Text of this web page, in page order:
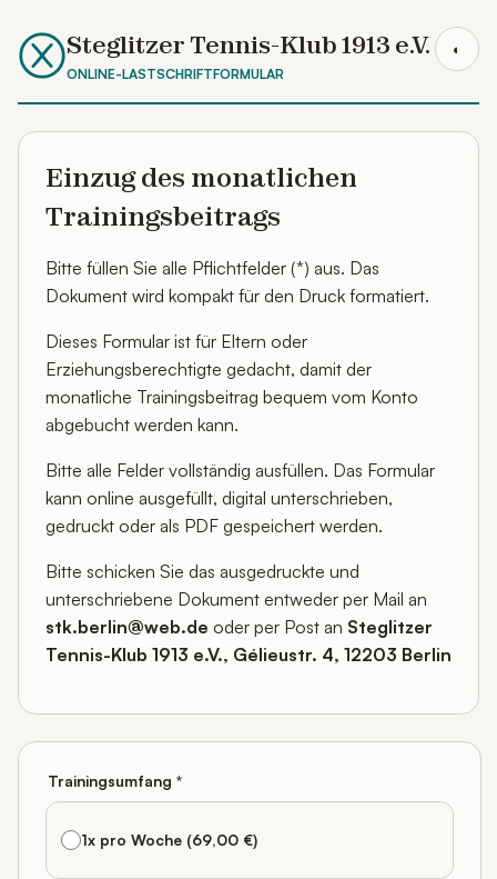
Steglitzer Tennis-Klub 1913 e.V.
ONLINE-LASTSCHRIFTFORMULAR
◐
Einzug des monatlichen
Trainingsbeitrags
Bitte füllen Sie alle Pflichtfelder (*) aus. Das
Dokument wird kompakt für den Druck formatiert.
Dieses Formular ist für Eltern oder
Erziehungsberechtigte gedacht, damit der
monatliche Trainingsbeitrag bequem vom Konto
abgebucht werden kann.
Bitte alle Felder vollständig ausfüllen. Das Formular
kann online ausgefüllt, digital unterschrieben,
gedruckt oder als PDF gespeichert werden.
Bitte schicken Sie das ausgedruckte und
unterschriebene Dokument entweder per Mail an
stk.berlin@web.de oder per Post an Steglitzer
Tennis-Klub 1913 e.V., Gélieustr. 4, 12203 Berlin
Trainingsumfang *
1x pro Woche(69,00 €)